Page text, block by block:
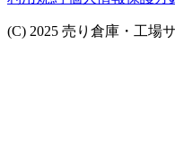
(C) 2025 売り倉庫・工場